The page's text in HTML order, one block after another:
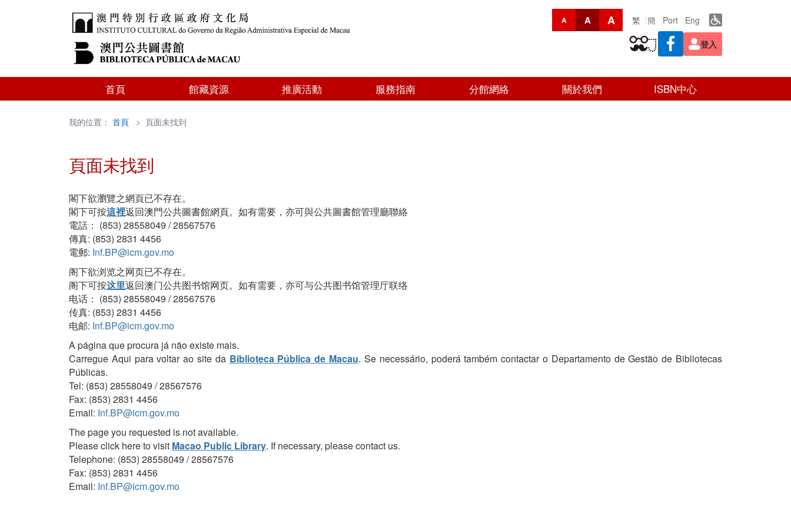
A A A 繁 簡 Port Eng
登入
首頁 館藏資源 推廣活動 服務指南 分館網絡 關於我們 ISBN中心
我的位置： 首頁 > 頁面未找到
頁面未找到
閣下欲瀏覽之網頁已不存在。
閣下可按這裡返回澳門公共圖書館網頁。如有需要，亦可與公共圖書館管理廳聯絡
電話： (853) 28558049 / 28567576
傳真: (853) 2831 4456
電郵: Inf.BP@icm.gov.mo
阁下欲浏览之网页已不存在。
阁下可按这里返回澳门公共图书馆网页。如有需要，亦可与公共图书馆管理厅联络
电话： (853) 28558049 / 28567576
传真: (853) 2831 4456
电邮: Inf.BP@icm.gov.mo
A página que procura já não existe mais.
Carregue Aqui para voltar ao site da Biblioteca Pública de Macau. Se necessário, poderá também contactar o Departamento de Gestão de Bibliotecas
Públicas.
Tel: (853) 28558049 / 28567576
Fax: (853) 2831 4456
Email: Inf.BP@icm.gov.mo
The page you requested is not available.
Please click here to visit Macao Public Library. If necessary, please contact us.
Telephone: (853) 28558049 / 28567576
Fax: (853) 2831 4456
Email: Inf.BP@icm.gov.mo